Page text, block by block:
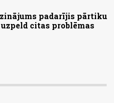
padarījis pārtiku
citas problēmas